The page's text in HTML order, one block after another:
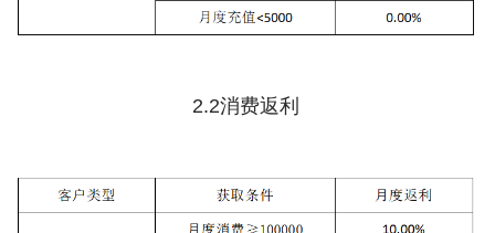
2.2消费返利